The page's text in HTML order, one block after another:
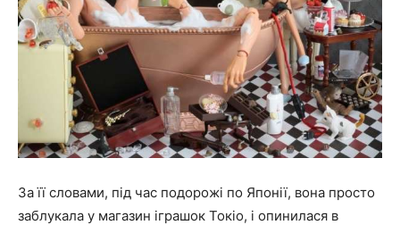
За її словами, під час подорожі по Японії, вона просто
заблукала у магазин іграшок Токіо, і опинилася в